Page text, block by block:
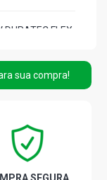
FLEX
FLEX (2013 -
L4 FLEX (2013 -
L4 FLEX (2011 -
sua compra!